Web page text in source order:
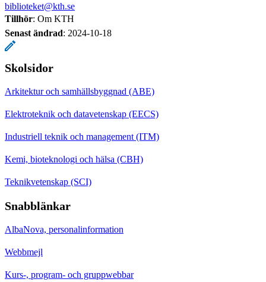
biblioteket@kth.se
Tillhör: Om KTH
Senast ändrad: 2024-10-18
Skolsidor
Arkitektur och samhällsbyggnad (ABE)
Elektroteknik och datavetenskap (EECS)
Industriell teknik och management (ITM)
Kemi, bioteknologi och hälsa (CBH)
Teknikvetenskap (SCI)
Snabblänkar
AlbaNova, personalinformation
Webbmejl
Kurs-, program- och gruppwebbar